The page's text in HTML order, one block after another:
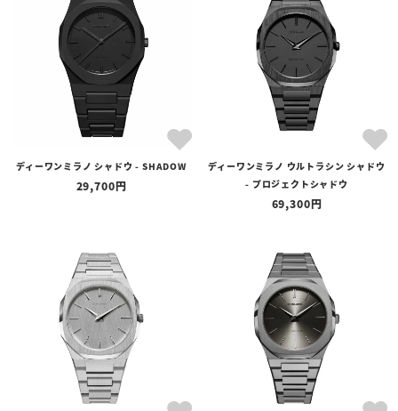
全ての商品
セール商品
価格
在庫あり
在庫なしを含む
ディーワンミラノ シャドウ - SHADOW
29,700
ディーワンミラノ ウルトラシン シャドウ
- プロジェクトシャドウ
69,300